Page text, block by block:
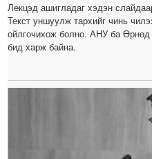
Лекцэд ашигладаг хэдэн
Текст уншуулж тархийг чинь
ойлгочихож болно. АНУ ба Өрнөд
бид харж байна.